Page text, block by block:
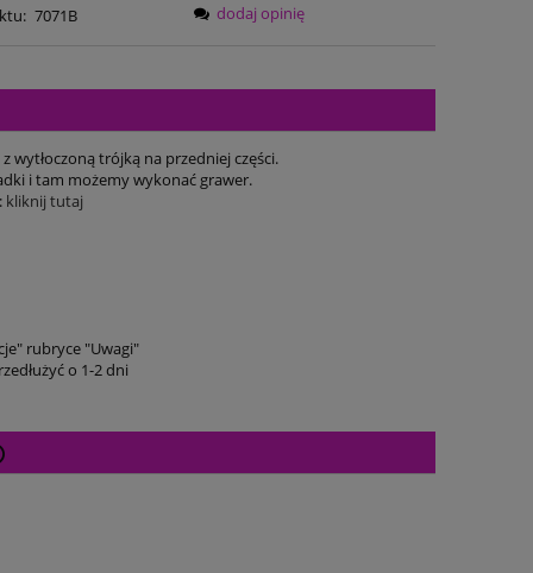
7071B
dodaj opinię
wytłoczoną trójką na przedniej części.
i tam możemy wykonać grawer.
kliknij tutaj
rubryce "Uwagi"
o 1-2 dni